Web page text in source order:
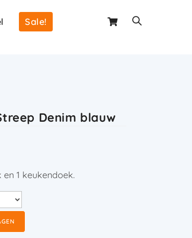
Sale!
Denim blauw
1 keukendoek.